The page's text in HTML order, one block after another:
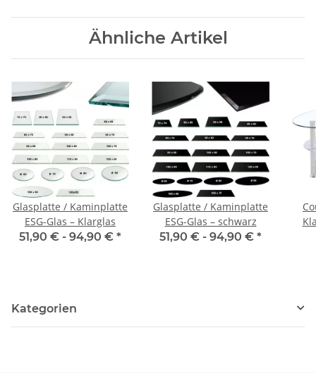
Ähnliche Artikel
Glasplatte / Kaminplatte
ESG-Glas – Klarglas
51,90 € - 94,90 € *
Glasplatte / Kaminplatte
ESG-Glas – schwarz
51,90 € - 94,90 € *
Kategorien